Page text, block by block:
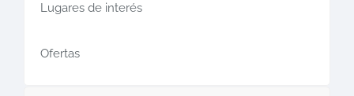
Lugares de interés
Ofertas